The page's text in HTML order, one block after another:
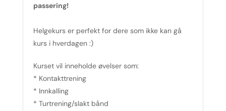
passering!
Helgekurs er perfekt for dere som ikke kan gå
kurs i hverdagen :)
Kurset vil inneholde øvelser som:
* Kontakttrening
* Innkalling
* Turtrening/slakt bånd